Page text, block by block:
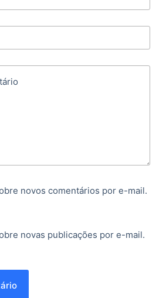
novos comentários por e-mail.
novas publicações por e-mail.